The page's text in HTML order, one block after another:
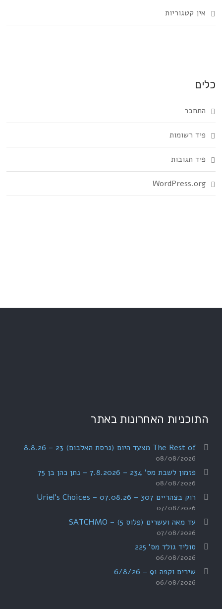
אין קטגוריות
כלים
התחבר
פיד רשומות
פיד תגובות
WordPress.org
התוכניות האחרונות באתר
The Rest of מצעד היום (גרסת האלבום) 23 – 8.8.26
08/08/2026
פזמון לשבת מס' 234 – 7.8.2026 – נתן כהן בן 75
08/08/2026
רוק בצהריים 307 – 07.08.26 – Uriel's Choices
07/08/2026
עד מאה ועשרים (פלוס 5) – SATCHMO
07/08/2026
סוליד גולד מס' 225
06/08/2026
שירים וקפה 91 – 6/8/26
06/08/2026